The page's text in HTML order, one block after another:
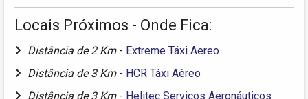
Locais Próximos - Onde Fica:
Distância de 2 Km - Extreme Táxi Aereo
Distância de 3 Km - HCR Táxi Aéreo
Distância de 3 Km - Helitec Serviços Aeronáuticos